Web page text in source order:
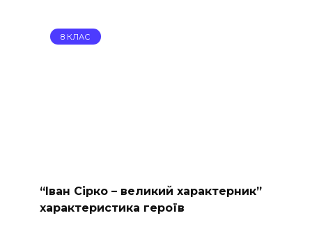
8 КЛАС
“Іван Сірко – великий характерник”
характеристика героїв